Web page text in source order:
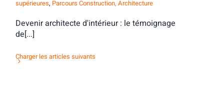
supérieures, Parcours Construction, Architecture
Devenir architecte d'intérieur : le témoignage
de[...]
Charger les articles suivants